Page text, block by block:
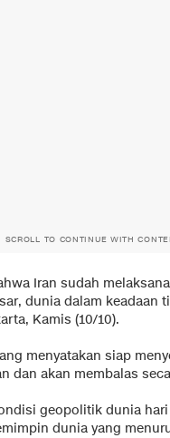
SCROLL TO CONTINUE WITH
Iran sudah
dunia dalam keadaan
Kamis (10/10).
menyatakan siap
dan akan membalas
geopolitik dunia
dunia yang